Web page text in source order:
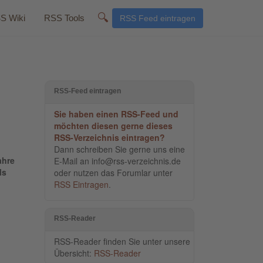
Wiki RSS Tools 🔍 RSS Feed eintragen
RSS-Feed eintragen
Sie haben einen RSS-Feed und
möchten diesen gerne dieses
RSS-Verzeichnis eintragen?
Dann schreiben Sie gerne uns eine
E-Mail an info@rss-verzeichnis.de
oder nutzen das Forumlar unter
RSS Eintragen.
RSS-Reader
RSS-Reader finden Sie unter unsere
Übersicht: RSS-Reader